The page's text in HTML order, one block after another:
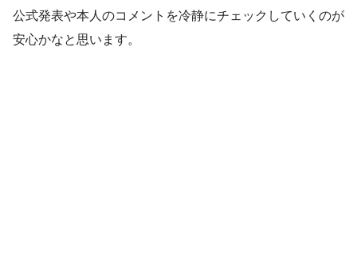
公式発表や本人のコメントを冷静にチェックしていくのが
安心かなと思います。